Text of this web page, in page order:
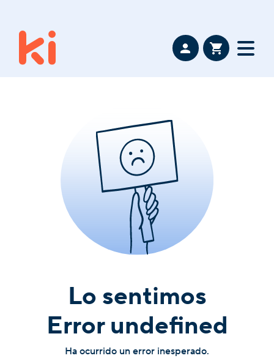
Lo sentimos
Error undefined
Ha ocurrido un error inesperado.